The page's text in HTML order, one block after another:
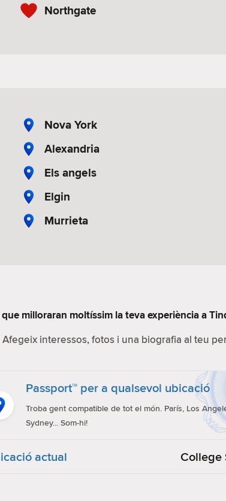
Northgate
Nova York
Alexandria
Els angels
Elgin
Murrieta
milloraran moltíssim la teva experiència a
Afegeix interessos, fotos i una biografia al teu
Passport™ per a qualsevol ubicació
Troba gent compatible de tot el món. París, Los
Sydney... Som-hi!
actual College